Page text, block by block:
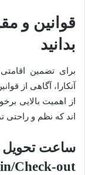
قوانین و
بدانید
برای تضمین
آنکارا، آگاهی از
از اهمیت بالایی
اند که نظم و راحتی
in/Check-out)